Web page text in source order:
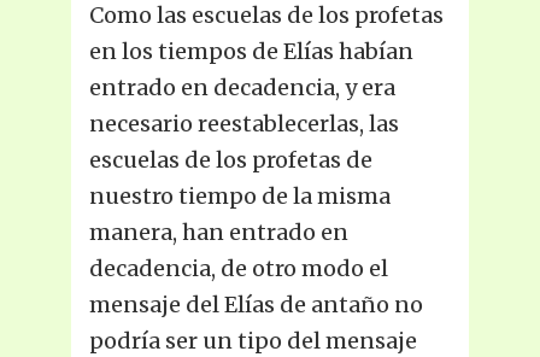
Como las escuelas de los profetas
en los tiempos de Elías habían
entrado en decadencia, y era
necesario reestablecerlas, las
escuelas de los profetas de
nuestro tiempo de la misma
manera, han entrado en
decadencia, de otro modo el
mensaje del Elías de antaño no
podría ser un tipo del mensaje